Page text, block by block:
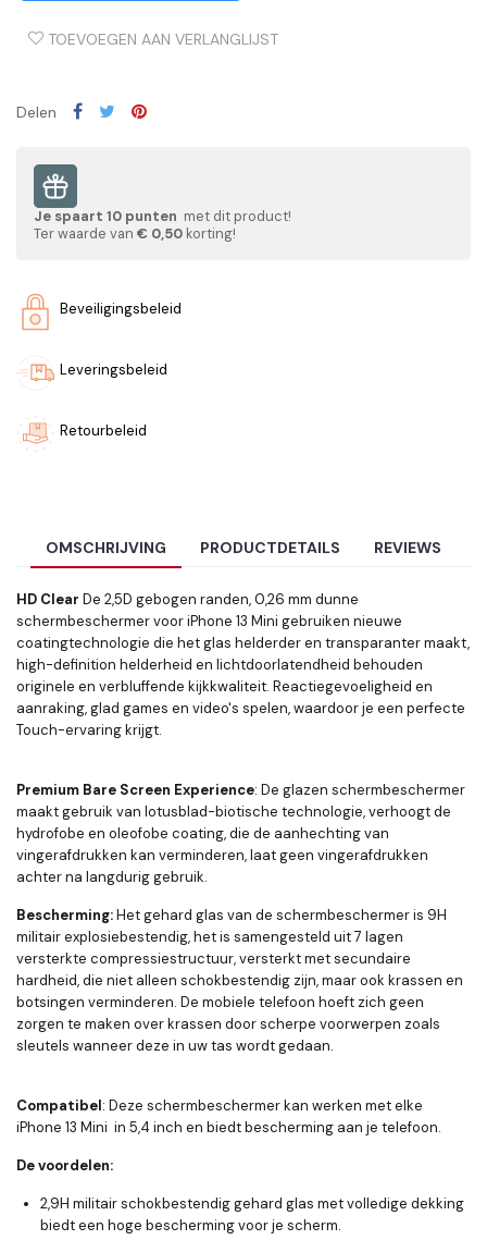
TOEVOEGEN AAN VERLANGLIJST
Delen
Je spaart 10 punten met dit product!
Ter waarde van € 0,50 korting!
Beveiligingsbeleid
Leveringsbeleid
Retourbeleid
OMSCHRIJVING PRODUCTDETAILS REVIEWS
HD Clear De 2,5D gebogen randen, 0,26 mm dunne
schermbeschermer voor iPhone 13 Mini gebruiken nieuwe
coatingtechnologie die het glas helderder en transparanter maakt,
high-definition helderheid en lichtdoorlatendheid behouden
originele en verbluffende kijkkwaliteit. Reactiegevoeligheid en
aanraking, glad games en video's spelen, waardoor je een perfecte
Touch-ervaring krijgt.
Premium Bare Screen Experience: De glazen schermbeschermer
maakt gebruik van lotusblad-biotische technologie, verhoogt de
hydrofobe en oleofobe coating, die de aanhechting van
vingerafdrukken kan verminderen, laat geen vingerafdrukken
achter na langdurig gebruik.
Bescherming:Het gehard glas van de schermbeschermer is 9H
militair explosiebestendig, het is samengesteld uit 7 lagen
versterkte compressiestructuur, versterkt met secundaire
hardheid, die niet alleen schokbestendig zijn, maar ook krassen en
botsingen verminderen. De mobiele telefoon hoeft zich geen
zorgen te maken over krassen door scherpe voorwerpen zoals
sleutels wanneer deze in uw tas wordt gedaan.
Compatibel: Deze schermbeschermer kan werken met elke
iPhone 13 Mini in 5,4 inch en biedt bescherming aan je telefoon.
De voordelen:
2,9H militair schokbestendig gehard glas met volledige dekking
biedt een hoge bescherming voor je scherm.